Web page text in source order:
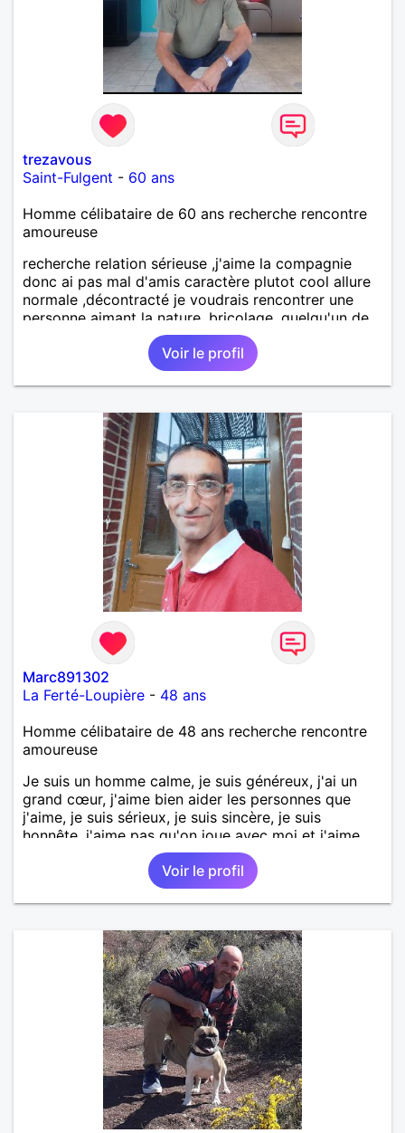
trezavous
Saint-Fulgent - 60 ans
Homme célibataire de 60 ans recherche rencontre
amoureuse
recherche relation sérieuse ,j'aime la compagnie
donc ai pas mal d'amis caractère plutot cool allure
normale ,décontracté je voudrais rencontrer une
personne aimant la nature ,bricolage ,quelqu'un de
simple et naturel à vos claviers mesdames
Voir le profil
Marc891302
La Ferté-Loupière - 48 ans
Homme célibataire de 48 ans recherche rencontre
amoureuse
Je suis un homme calme, je suis généreux, j'ai un
grand cœur, j'aime bien aider les personnes que
j'aime, je suis sérieux, je suis sincère, je suis
honnête, j'aime pas qu'on joue avec moi et j'aime
pas les mensonges. Je cherche une relation
amoureuse et sérieuse.Voir le profil